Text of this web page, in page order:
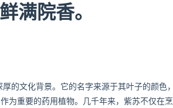
满院香。
的文化背景。它的名字来源于其叶子的颜色，
为重要的药用植物。几千年来，紫苏不仅在烹